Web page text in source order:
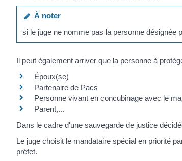
À noter
si le juge ne nomme pas la personne désignée
Il peut également arriver que la personne à
Époux(se)
Partenaire de Pacs
Personne vivant en concubinage avec le
Parent,...
Dans le cadre d'une sauvegarde de justice
Le juge choisit le mandataire spécial en priorité
préfet.